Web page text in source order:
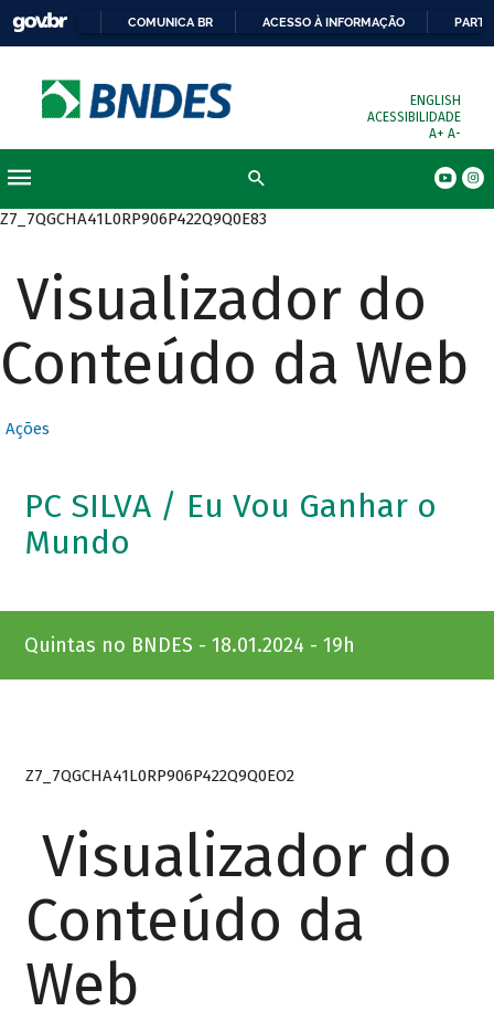
COMUNICA BR ACESSO À INFORMAÇÃO
ENGLISH
ACESSIBILIDADE
A+ A-
Z7_7QGCHA41L0RP906P422Q9Q0E83
Visualizador do
Conteúdo da Web
Ações
PC SILVA / Eu Vou Ganhar o
Mundo
Quintas no BNDES - 18.01.2024 - 19h
Z7_7QGCHA41L0RP906P422Q9Q0EO2
Visualizador do
Conteúdo da
Web